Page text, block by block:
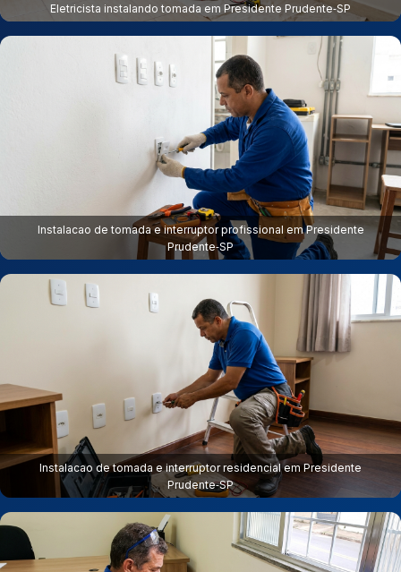
Eletricista instalando tomada em Presidente Prudente‑SP
Instalacao de tomada e interruptor profissional em Presidente
Prudente‑SP
Instalacao de tomada e interruptor residencial em Presidente
Prudente‑SP